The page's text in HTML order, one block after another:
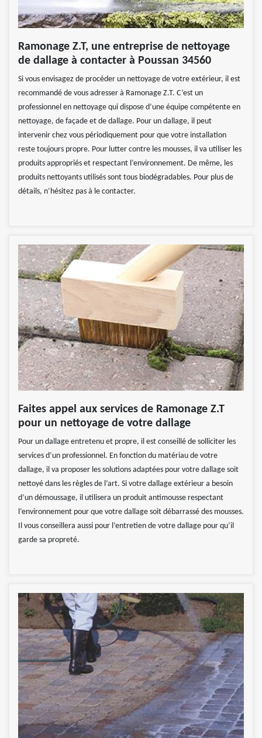
Ramonage Z.T, une entreprise de nettoyage
de dallage à contacter à Poussan 34560
Si vous envisagez de procéder un nettoyage de votre extérieur, il est
recommandé de vous adresser à Ramonage Z.T. C’est un
professionnel en nettoyage qui dispose d’une équipe compétente en
nettoyage, de façade et de dallage. Pour un dallage, il peut
intervenir chez vous périodiquement pour que votre installation
reste toujours propre. Pour lutter contre les mousses, il va utiliser les
produits appropriés et respectant l’environnement. De même, les
produits nettoyants utilisés sont tous biodégradables. Pour plus de
détails, n’hésitez pas à le contacter.
Faites appel aux services de Ramonage Z.T
pour un nettoyage de votre dallage
Pour un dallage entretenu et propre, il est conseillé de solliciter les
services d’un professionnel. En fonction du matériau de votre
dallage, il va proposer les solutions adaptées pour votre dallage soit
nettoyé dans les règles de l’art. Si votre dallage extérieur a besoin
d’un démoussage, il utilisera un produit antimousse respectant
l’environnement pour que votre dallage soit débarrassé des mousses.
Il vous conseillera aussi pour l’entretien de votre dallage pour qu‘il
garde sa propreté.